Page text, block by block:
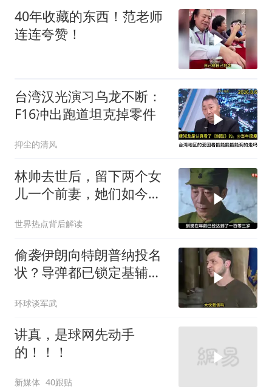
40年收藏的东西！范老师
连连夸赞！
台湾汉光演习乌龙不断：
F16冲出跑道坦克掉零件
抑尘的清风
林帅去世后，留下两个女
儿一个前妻，她们如今过
世界热点背后解读
偷袭伊朗向特朗普纳投名
状？导弹都已锁定基辅才
豪赌到底有多疯？
环球谈军武
讲真，是球网先动手
的！！！
新媒体 40跟贴